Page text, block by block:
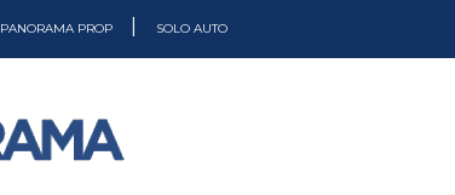
PANORAMA PROP SOLO AUTO